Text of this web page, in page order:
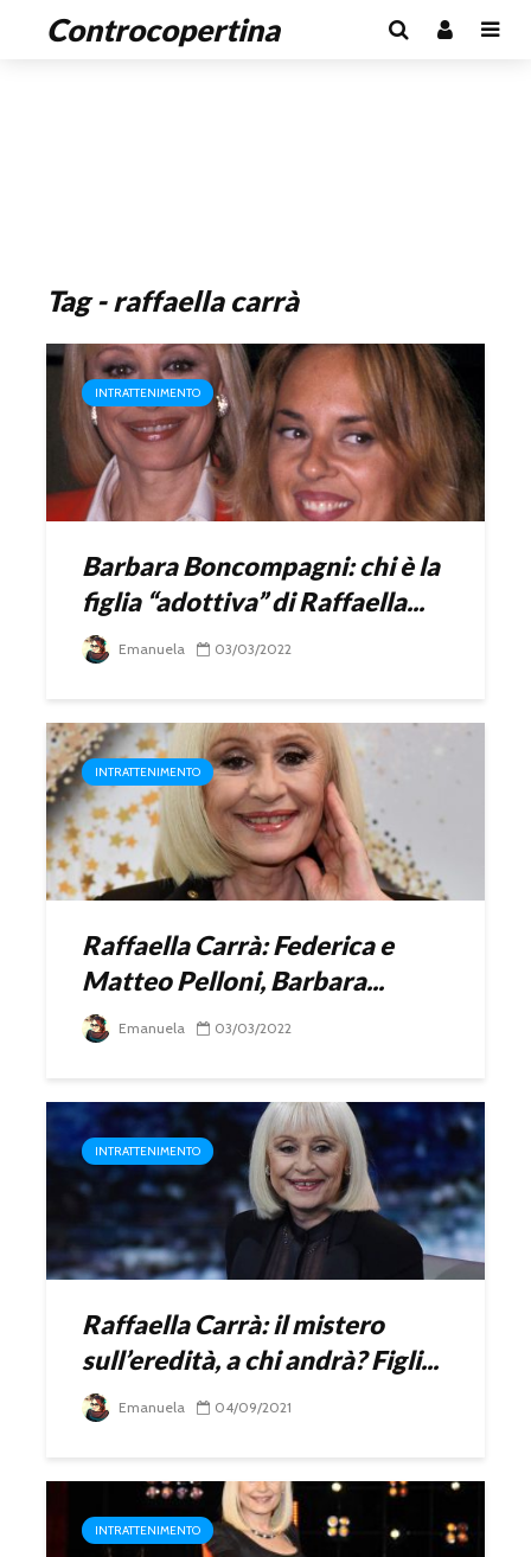
Controcopertina
Tag - raffaella carrà
INTRATTENIMENTO
Barbara Boncompagni: chi è la
figlia “adottiva” di Raffaella...
Emanuela 03/03/2022
INTRATTENIMENTO
Raffaella Carrà: Federica e
Matteo Pelloni, Barbara...
Emanuela 03/03/2022
INTRATTENIMENTO
Raffaella Carrà: il mistero
sull’eredità, a chi andrà? Figli...
Emanuela 04/09/2021
INTRATTENIMENTO